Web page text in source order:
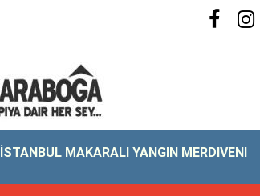
İSTANBUL MAKARALI YANGIN MERDIVENI